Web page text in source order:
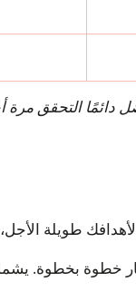
طويلة
خطوة بخطوة.